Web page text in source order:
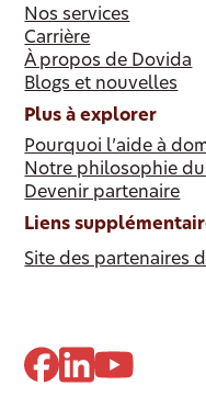
Nos services
Carrière
À propos de Dovida
Blogs et nouvelles
Plus à explorer
Pourquoi l’aide à
Notre philosophie du
Devenir partenaire
Liens
Site des partenaires